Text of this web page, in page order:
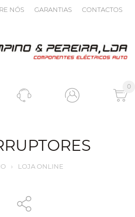
NÓS GARANTIAS CONTACTOS
0
› LOJA ONLINE